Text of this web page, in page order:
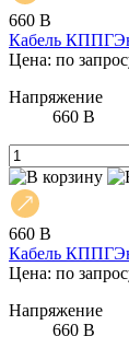
660 В
Кабель
Цена: по
Напряжение
660 В
660 В
Кабель
Цена: по
Напряжение
660 В